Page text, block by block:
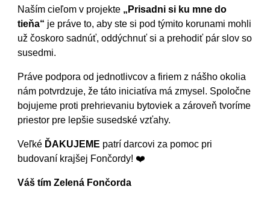
Naším cieľom v projekte „Prisadni si ku mne do
tieňa“ je práve to, aby ste si pod týmito korunami mohli
už čoskoro sadnúť, oddýchnuť si a prehodiť pár slov so
susedmi.
Práve podpora od jednotlivcov a firiem z nášho okolia
nám potvrdzuje, že táto iniciatíva má zmysel. Spoločne
bojujeme proti prehrievaniu bytoviek a zároveň tvoríme
priestor pre lepšie susedské vzťahy.
Veľké ĎAKUJEME patrí darcovi za pomoc pri
budovaní krajšej Fončordy! ❤️
Váš tím Zelená Fončorda